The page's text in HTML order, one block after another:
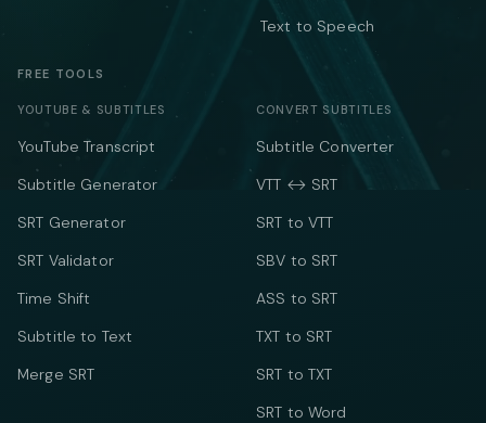
Text to Speech
FREE TOOLS
YOUTUBE & SUBTITLES
YouTube Transcript
Subtitle Generator
SRT Generator
SRT Validator
Time Shift
Subtitle to Text
Merge SRT
CONVERT SUBTITLES
Subtitle Converter
VTT ↔ SRT
SRT to VTT
SBV to SRT
ASS to SRT
TXT to SRT
SRT to TXT
SRT to Word